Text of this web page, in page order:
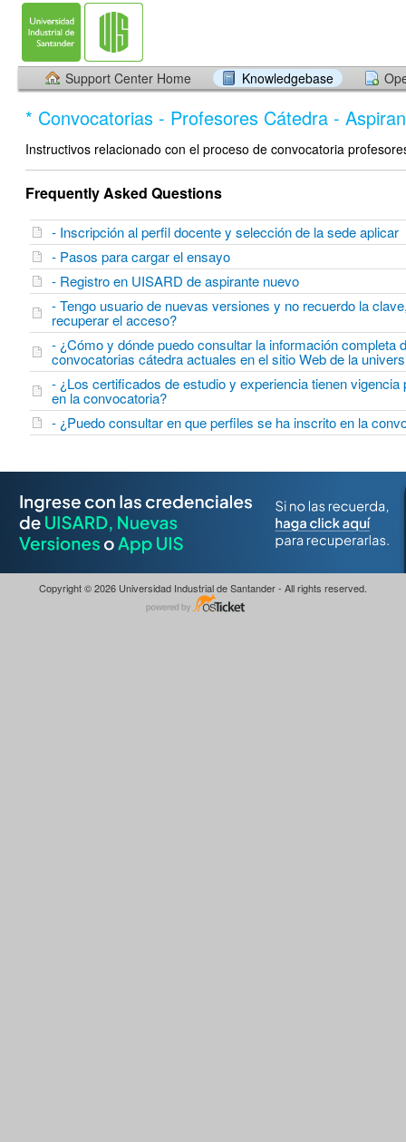
Support Center Home Knowledgebase
* Convocatorias - Profesores Cátedra -
Instructivos relacionado con el proceso de convocatoria
Frequently Asked Questions
- Inscripción al perfil docente y selección de la sede aplicar
- Pasos para cargar el ensayo
- Registro en UISARD de aspirante nuevo
- Tengo usuario de nuevas versiones y no recuerdo la
recuperar el acceso?
- ¿Cómo y dónde puedo consultar la información completa
convocatorias cátedra actuales en el sitio Web de la
- ¿Los certificados de estudio y experiencia tienen vigencia
en la convocatoria?
- ¿Puedo consultar en que perfiles se ha inscrito en la
Copyright © 2026 Universidad Industrial de Santander - All rights reserved.